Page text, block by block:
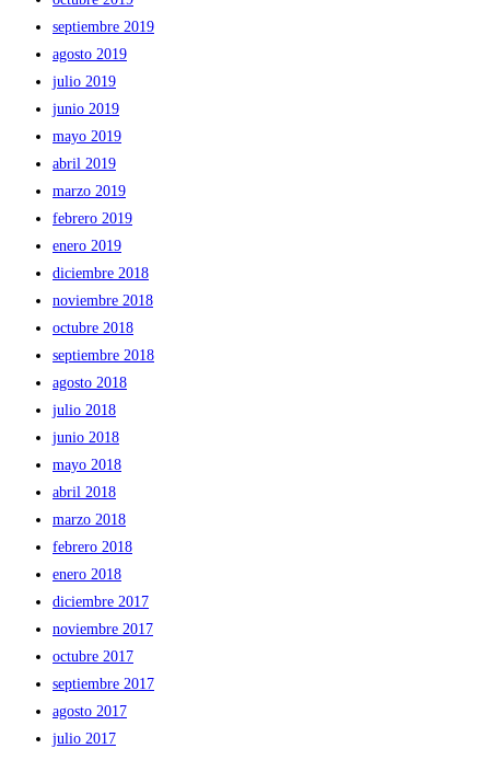
septiembre 2019
agosto 2019
julio 2019
junio 2019
mayo 2019
abril 2019
marzo 2019
febrero 2019
enero 2019
diciembre 2018
noviembre 2018
octubre 2018
septiembre 2018
agosto 2018
julio 2018
junio 2018
mayo 2018
abril 2018
marzo 2018
febrero 2018
enero 2018
diciembre 2017
noviembre 2017
octubre 2017
septiembre 2017
agosto 2017
julio 2017